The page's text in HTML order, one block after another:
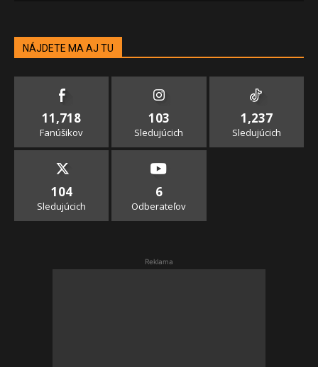
NÁJDETE MA AJ TU
11,718
Fanúšikov
103
Sledujúcich
1,237
Sledujúcich
104
Sledujúcich
6
Odberateľov
Reklama